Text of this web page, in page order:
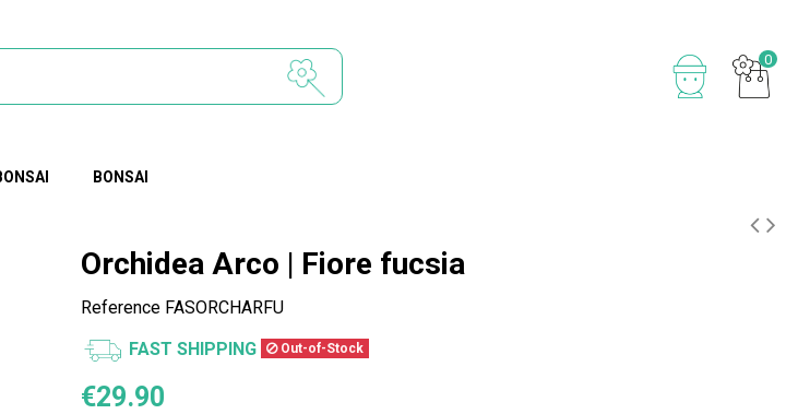
0
BONSAI
Orchidea Arco | Fiore fucsia
Reference FASORCHARFU
FAST SHIPPING Out-of-Stock
€29.90